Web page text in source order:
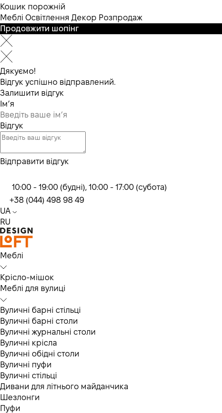
Кошик порожній
Меблі Освітлення Декор Розпродаж
Продовжити шопінг
Дякуємо!
Відгук успішно відправлений.
Залишити відгук
Ім’я
Відгук
Відправити відгук
10:00 - 19:00 (будні), 10:00 - 17:00 (субота)
+38 (044) 498 98 49
UA
RU
Меблі
Крісло-мішок
Меблі для вулиці
Вуличні барні стільці
Вуличні барні столи
Вуличні журнальні столи
Вуличні крісла
Вуличні обідні столи
Вуличні пуфи
Вуличні стільці
Дивани для літнього майданчика
Шезлонги
Пуфи